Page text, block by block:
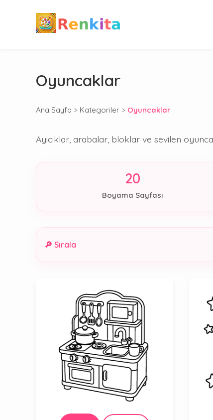
Oyuncaklar
Ana Sayfa > Kategoriler > Oyuncaklar
Ayıcıklar, arabalar, bloklar ve sevilen
20
Boyama Sayfası
🔎 Sırala